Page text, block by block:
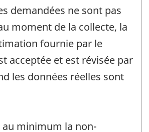
demandées ne sont pas
moment de la collecte, la
fournie par le
acceptée et est révisée par
les données réelles sont
au minimum la non-